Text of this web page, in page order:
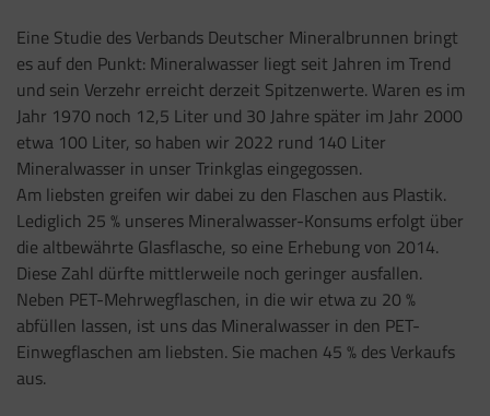
Eine Studie des Verbands Deutscher Mineralbrunnen bringt
es auf den Punkt: Mineralwasser liegt seit Jahren im Trend
und sein Verzehr erreicht derzeit Spitzenwerte. Waren es im
Jahr 1970 noch 12,5 Liter und 30 Jahre später im Jahr 2000
etwa 100 Liter, so haben wir 2022 rund 140 Liter
Mineralwasser in unser Trinkglas eingegossen.
Am liebsten greifen wir dabei zu den Flaschen aus Plastik.
Lediglich 25 % unseres Mineralwasser-Konsums erfolgt über
die altbewährte Glasflasche, so eine Erhebung von 2014.
Diese Zahl dürfte mittlerweile noch geringer ausfallen.
Neben PET-Mehrwegflaschen, in die wir etwa zu 20 %
abfüllen lassen, ist uns das Mineralwasser in den PET-
Einwegflaschen am liebsten. Sie machen 45 % des Verkaufs
aus.